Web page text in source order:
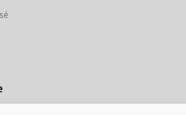
Jeunesse